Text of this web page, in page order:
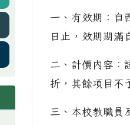
一、有效期：
日止，效期期滿
二、計價內容：
折，其餘項目不
三、本校教職員